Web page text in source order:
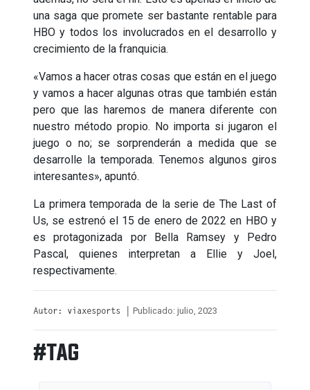
una saga que promete ser bastante rentable para
HBO y todos los involucrados en el desarrollo y
crecimiento de la franquicia.
«Vamos a hacer otras cosas que están en el juego
y vamos a hacer algunas otras que también están
pero que las haremos de manera diferente con
nuestro método propio. No importa si jugaron el
juego o no; se sorprenderán a medida que se
desarrolle la temporada. Tenemos algunos giros
interesantes», apuntó.
La primera temporada de la serie de The Last of
Us, se estrenó el 15 de enero de 2022 en HBO y
es protagonizada por Bella Ramsey y Pedro
Pascal, quienes interpretan a Ellie y Joel,
respectivamente.
Autor: viaxesports | Publicado: julio, 2023
#TAG